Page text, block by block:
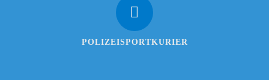
POLIZEISPORTKURIER